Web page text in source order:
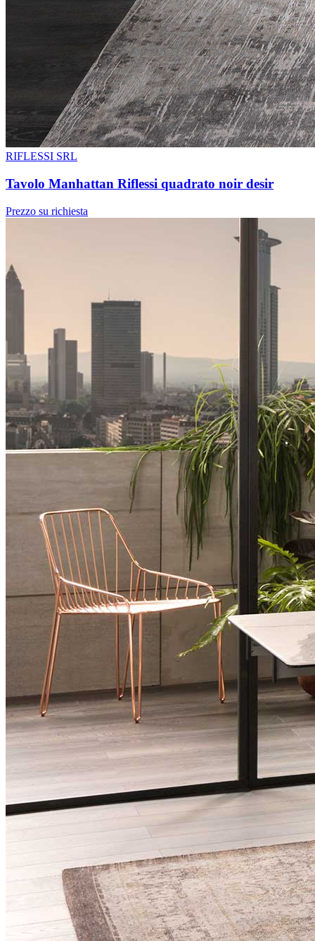
RIFLESSI SRL
Tavolo Manhattan Riflessi quadrato noir desir
Prezzo su richiesta